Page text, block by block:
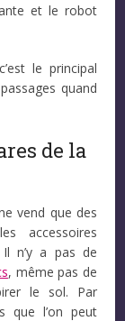
et le robot
le principal
quand
de la
vend que des
accessoires
n’y a pas de
, même pas de
le sol. Par
que l’on peut